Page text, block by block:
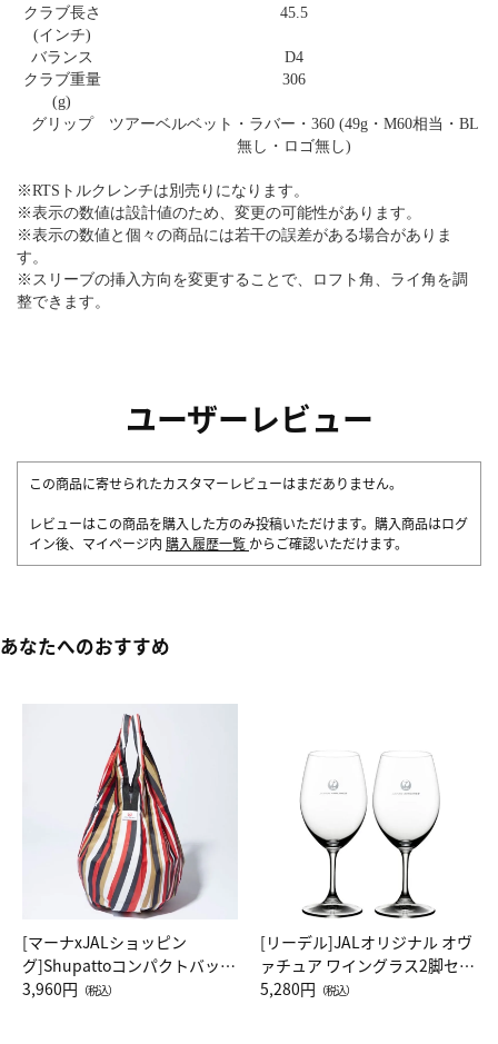
クラブ長さ
(インチ)
45.5
バランス
D4
クラブ重量
(g)
306
グリップ
ツアーベルベット・ラバー・360 (49g・M60相当・BL
無し・ロゴ無し)
※RTSトルクレンチは別売りになります。
※表示の数値は設計値のため、変更の可能性があります。
※表示の数値と個々の商品には若干の誤差がある場合がありま
す。
※スリーブの挿入方向を変更することで、ロフト角、ライ角を調
整できます。
ユーザーレビュー
この商品に寄せられたカスタマーレビューはまだありません。
レビューはこの商品を購入した方のみ投稿いただけます。購入商品はログ
イン後、マイページ内 購入履歴一覧 からご確認いただけます。
あなたへのおすすめ
[マーナxJALショッピン
グ]Shupattoコンパクトバッグ
Drop JAL客室乗務員（LC）ス
3,960円 （税込）
[リーデル]JALオリジナル オヴ
ァチュア ワイングラス2脚セッ
ト（レッドワイン）
5,280円 （税込）